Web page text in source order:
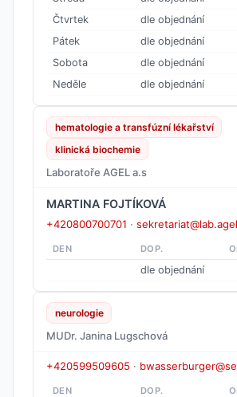
Čtvrtek
dle objednání
Pátek
dle objednání
Sobota
dle objednání
Neděle
dle objednání
hematologie a transfúzní lékařství
klinická biochemie
Laboratoře AGEL a.s
MARTINA FOJTÍKOVÁ
+420800700701 ·
DEN DOP.
dle objednání
neurologie
MUDr. Janina Lugschová
+420599509605 ·
DEN DOP.